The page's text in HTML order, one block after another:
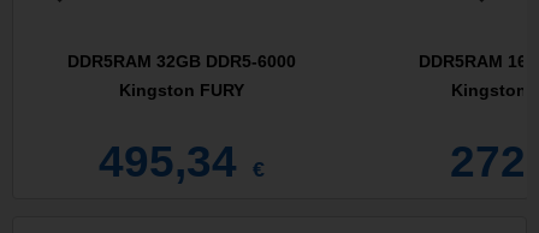
DDR5RAM 32GB DDR5-6000
Kingston FURY
495,34 €
DDR5RAM
Kingston